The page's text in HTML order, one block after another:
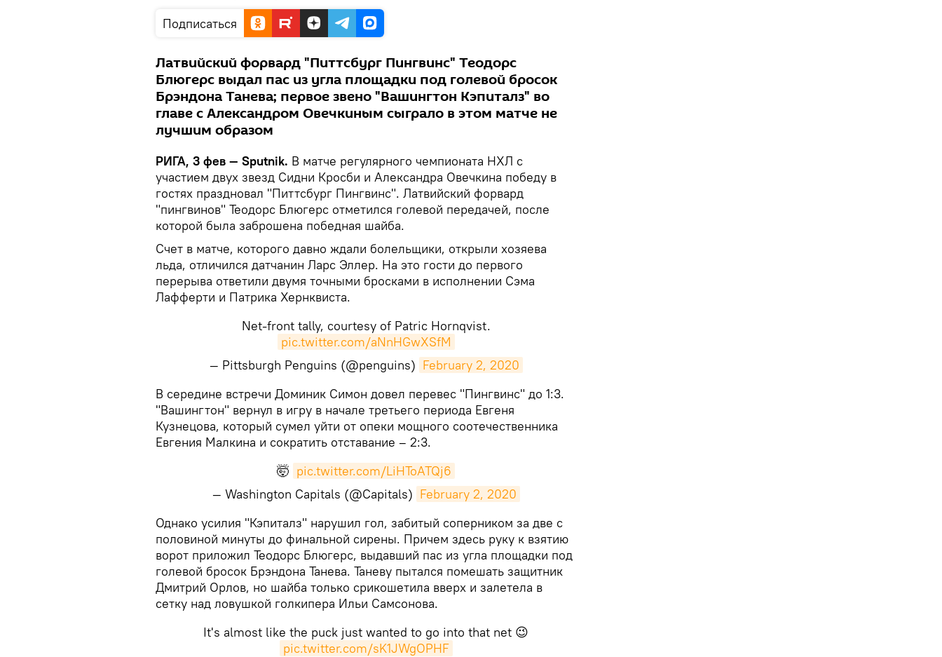
Подписаться
Латвийский форвард "Питтсбург Пингвинс" Теодорс
Блюгерс выдал пас из угла площадки под голевой бросок
Брэндона Танева; первое звено "Вашингтон Кэпиталз" во
главе с Александром Овечкиным сыграло в этом матче не
лучшим образом
РИГА, 3 фев — Sputnik. В матче регулярного чемпионата НХЛ с
участием двух звезд Сидни Кросби и Александра Овечкина победу в
гостях праздновал "Питтсбург Пингвинс". Латвийский форвард
"пингвинов" Теодорс Блюгерс отметился голевой передачей, после
которой была заброшена победная шайба.
Счет в матче, которого давно ждали болельщики, открыли хозяева
льда, отличился датчанин Ларс Эллер. На это гости до первого
перерыва ответили двумя точными бросками в исполнении Сэма
Лафферти и Патрика Хернквиста.
Net-front tally, courtesy of Patric Hornqvist.
pic.twitter.com/aNnHGwXSfM
— Pittsburgh Penguins (@penguins) February 2, 2020
​В середине встречи Доминик Симон довел перевес "Пингвинс" до 1:3.
"Вашингтон" вернул в игру в начале третьего периода Евгеня
Кузнецова, который сумел уйти от опеки мощного соотечественника
Евгения Малкина и сократить отставание – 2:3.
🤯 pic.twitter.com/LiHToATQj6
— Washington Capitals (@Capitals) February 2, 2020
​Однако усилия "Кэпиталз" нарушил гол, забитый соперником за две с
половиной минуты до финальной сирены. Причем здесь руку к взятию
ворот приложил Теодорс Блюгерс, выдавший пас из угла площадки под
голевой бросок Брэндона Танева. Таневу пытался помешать защитник
Дмитрий Орлов, но шайба только срикошетила вверх и залетела в
сетку над ловушкой голкипера Ильи Самсонова.
It's almost like the puck just wanted to go into that net 😉
pic.twitter.com/sK1JWgOPHF